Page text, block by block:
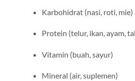
Karbohidrat (nasi, roti, mie)
Protein (telur, ikan, ayam,
Vitamin (buah, sayur)
Mineral (air, suplemen)